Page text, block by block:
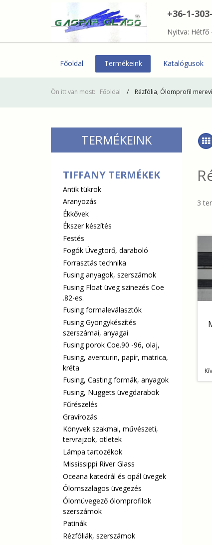
+36-1-
Nyitva: Hétfő
Főoldal Termékeink Katalógusok
Ön itt van most: Főoldal Rézfólia, Ólomprofil
TERMÉKEINK
TIFFANY TERMÉKEK
Antik tükrök
Aranyozás
Ékkővek
Ékszer készítés
Festés
Fogók Üvegtörő, daraboló
Forrasztás technika
Fusing anyagok, szerszámok
Fusing Float üveg szinezés Coe
.82-es.
Fusing formaleválasztók
Fusing Gyöngykészítés
szerszámai, anyagai
Fusing porok Coe.90 -96, olaj,
Fusing, aventurin, papír, matrica,
kréta
Fusing, Casting formák, anyagok
Fusing, Nuggets üvegdarabok
Fűrészelés
Gravírozás
Könyvek szakmai, művészeti,
tervrajzok, ötletek
Lámpa tartozékok
Mississippi River Glass
Oceana katedrál és opál üvegek
Ólomszalagos üvegezés
Ólomüvegező ólomprofilok
szerszámok
Patinák
Rézfóliák, szerszámok
3